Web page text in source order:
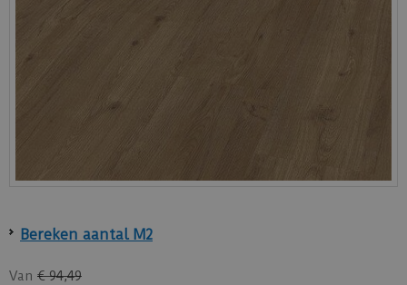
Bereken aantal M2
Van € 94,49